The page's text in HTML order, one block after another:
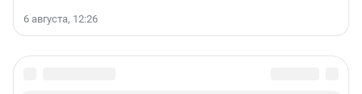
6 августа, 12:26